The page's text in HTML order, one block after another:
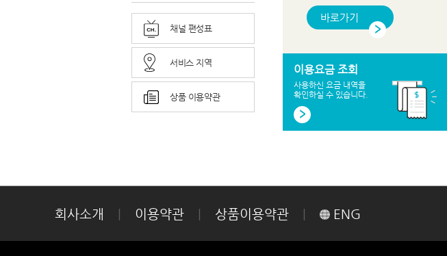
채널 편성표
서비스 지역
상품 이용약관
바로가기
이용요금 조회
사용하신 요금 내역을
확인하실 수 있습니다.
회사소개 이용약관 상품이용약관 ENG